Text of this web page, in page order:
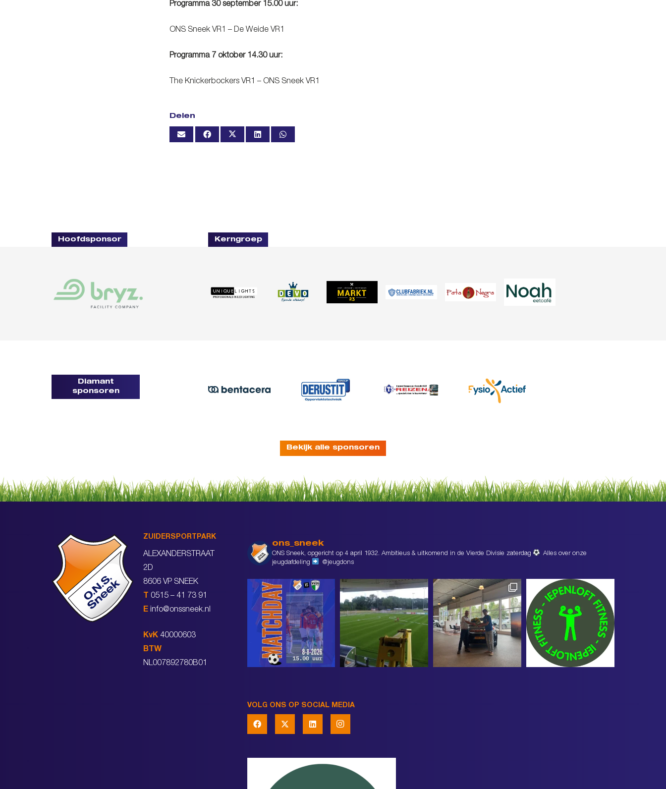
Programma 30 september 15.00 uur:
ONS Sneek VR1 – De Weide VR1
Programma 7 oktober 14.30 uur:
The Knickerbockers VR1 – ONS Sneek VR1
Delen
Hoofdsponsor Kerngroep
Diamant
sponsoren
Bekijk alle sponsoren
ZUIDERSPORTPARK
ALEXANDERSTRAAT
2D
8606 VP SNEEK
T 0515 – 41 73 91
E info@onssneek.nl
KvK 40000603
BTW
NL007892780B01
ons_sneek
ONS Sneek, opgericht op 4 april 1932. Ambitieus & uitkomend in de Vierde Divisie zaterdag
Alles over onze
jeugdafdeling
@jeugdons
VOLG ONS OP SOCIAL MEDIA